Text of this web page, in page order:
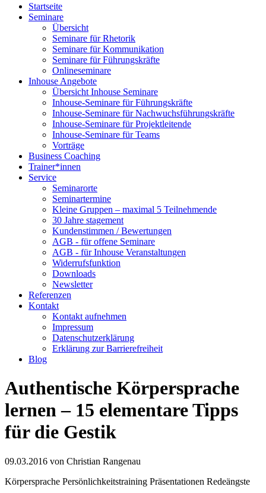
Startseite
Seminare
Übersicht
Seminare für Rhetorik
Seminare für Kommunikation
Seminare für Führungskräfte
Onlineseminare
Inhouse Angebote
Übersicht Inhouse Seminare
Inhouse-Seminare für Führungskräfte
Inhouse-Seminare für Nachwuchsführungskräfte
Inhouse-Seminare für Projektleitende
Inhouse-Seminare für Teams
Vorträge
Business Coaching
Trainer*innen
Service
Seminarorte
Seminartermine
Kleine Gruppen – maximal 5 Teilnehmende
30 Jahre stagement
Kundenstimmen / Bewertungen
AGB - für offene Seminare
AGB - für Inhouse Veranstaltungen
Widerrufsfunktion
Downloads
Newsletter
Referenzen
Kontakt
Kontakt aufnehmen
Impressum
Datenschutzerklärung
Erklärung zur Barrierefreiheit
Blog
Authentische Körpersprache
lernen – 15 elementare Tipps
für die Gestik
09.03.2016 von Christian Rangenau
Körpersprache Persönlichkeitstraining Präsentationen Redeängste